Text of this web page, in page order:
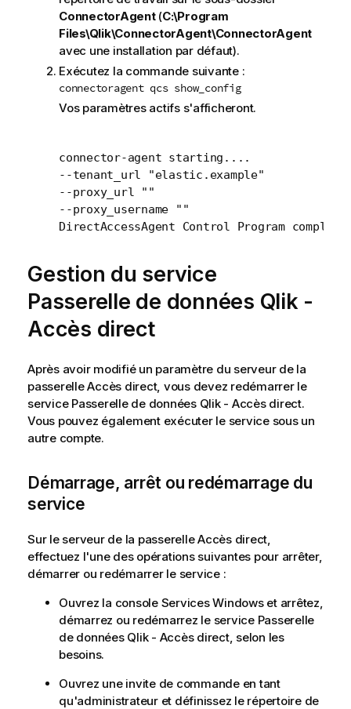
ConnectorAgent(C:\Program
Files\Qlik\ConnectorAgent\ConnectorAgent
avec une installation par défaut).
Exécutez la commande suivante :
connectoragent qcs show_config
Vos paramètres actifs s'afficheront.
connector-agent starting....
--tenant_url "elastic.example"
--proxy_url ""
--proxy_username ""
DirectAccessAgent Control Program
Gestion du service
Passerelle de données Qlik -
Accès direct
Après avoir modifié un paramètre du serveur de la
passerelle Accès direct, vous devez redémarrer le
service Passerelle de données Qlik - Accès direct.
Vous pouvez également exécuter le service sous un
autre compte.
Démarrage, arrêt ou redémarrage du
service
Sur le serveur de la passerelle Accès direct,
effectuez l'une des opérations suivantes pour arrêter,
démarrer ou redémarrer le service :
Ouvrez la console Services Windows et arrêtez,
démarrez ou redémarrez le service Passerelle
de données Qlik - Accès direct, selon les
besoins.
Ouvrez une invite de commande en tant
qu'administrateur et définissez le répertoire de